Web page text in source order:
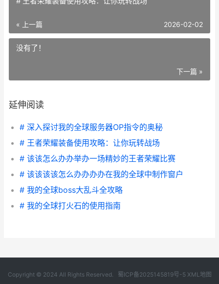
« 上一篇 2026-02-02
没有了！
下一篇 »
延伸阅读
# 深入探讨我的全球服务器OP指令的奥秘
# 王者荣耀装备使用攻略：让你玩转战场
# 该该怎么办办举办一场精妙的王者荣耀比赛
# 该该该该怎么办办办办在我的全球中制作窗户
# 我的全球boss大乱斗全攻略
# 我的全球打火石的使用指南
Copyright © 2024 All Rights Reserved. 蜀ICP备2025145819号-5 XML地图